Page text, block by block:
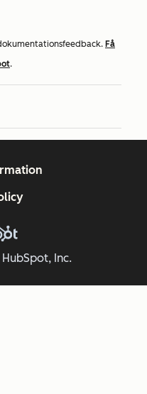
Få
.
Inc.